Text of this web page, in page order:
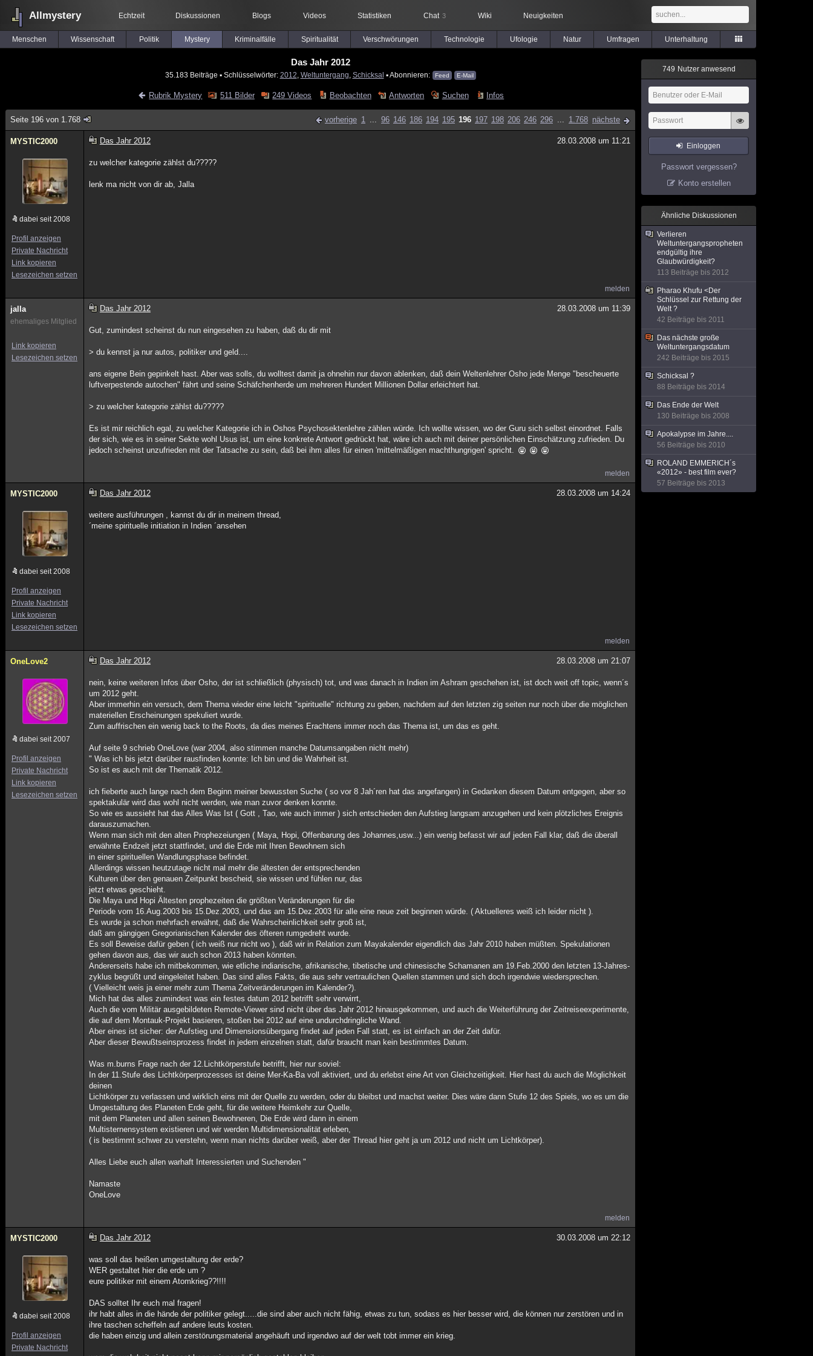
Allmystery Echtzeit Diskussionen Blogs Videos Statistiken Chat 3 Wiki Neuigkeiten
Menschen Wissenschaft Politik Mystery Kriminalfälle Spiritualität Verschwörungen Technologie Ufologie Natur Umfragen Unterhaltung
Das Jahr 2012
35.183 Beiträge ▪ Schlüsselwörter: 2012 Weltuntergang Schicksal ▪ Abonnieren: Feed E-Mail
Rubrik Mystery 511 Bilder 249 Videos Beobachten Antworten Suchen Infos
Seite 196 von 1.768 vorherige 1 ... 96 146 186 194 195 196 197 198 206 246 296 ... 1.768 nächste
MYSTIC2000
dabei seit 2008
Profil anzeigen
Private Nachricht
Link kopieren
Lesezeichen setzen
Das Jahr 2012 28.03.2008 um 11:21
zu welcher kategorie zählst du?????
lenk ma nicht von dir ab, Jalla
melden
jalla
ehemaliges Mitglied
Link kopieren
Lesezeichen setzen
Das Jahr 2012 28.03.2008 um 11:39
Gut, zumindest scheinst du nun eingesehen zu haben, daß du dir mit
> du kennst ja nur autos, politiker und geld....
ans eigene Bein gepinkelt hast. Aber was solls, du wolltest damit ja ohnehin nur davon ablenken, daß dein Weltenlehrer Osho jede Menge "bescheuerte
luftverpestende autochen" fährt und seine Schäfchenherde um mehreren Hundert Millionen Dollar erleichtert hat.
> zu welcher kategorie zählst du?????
Es ist mir reichlich egal, zu welcher Kategorie ich in Oshos Psychosektenlehre zählen würde. Ich wollte wissen, wo der Guru sich selbst einordnet. Falls
der sich, wie es in seiner Sekte wohl Usus ist, um eine konkrete Antwort gedrückt hat, wäre ich auch mit deiner persönlichen Einschätzung zufrieden. Du
jedoch scheinst unzufrieden mit der Tatsache zu sein, daß bei ihm alles für einen 'mittelmäßigen machthungrigen' spricht.
melden
MYSTIC2000
dabei seit 2008
Profil anzeigen
Private Nachricht
Link kopieren
Lesezeichen setzen
Das Jahr 2012 28.03.2008 um 14:24
weitere ausführungen , kannst du dir in meinem thread,
´meine spirituelle initiation in Indien ´ansehen
melden
OneLove2
dabei seit 2007
Profil anzeigen
Private Nachricht
Link kopieren
Lesezeichen setzen
Das Jahr 2012 28.03.2008 um 21:07
nein, keine weiteren Infos über Osho, der ist schließlich (physisch) tot, und was danach in Indien im Ashram geschehen ist, ist doch weit off topic, wenn´s
um 2012 geht.
Aber immerhin ein versuch, dem Thema wieder eine leicht "spirituelle" richtung zu geben, nachdem auf den letzten zig seiten nur noch über die möglichen
materiellen Erscheinungen spekuliert wurde.
Zum auffrischen ein wenig back to the Roots, da dies meines Erachtens immer noch das Thema ist, um das es geht.
Auf seite 9 schrieb OneLove (war 2004, also stimmen manche Datumsangaben nicht mehr)
" Was ich bis jetzt darüber rausfinden konnte: Ich bin und die Wahrheit ist.
So ist es auch mit der Thematik 2012.
ich fieberte auch lange nach dem Beginn meiner bewussten Suche ( so vor 8 Jah´ren hat das angefangen) in Gedanken diesem Datum entgegen, aber so
spektakulär wird das wohl nicht werden, wie man zuvor denken konnte.
So wie es aussieht hat das Alles Was Ist ( Gott , Tao, wie auch immer ) sich entschieden den Aufstieg langsam anzugehen und kein plötzliches Ereignis
darauszumachen.
Wenn man sich mit den alten Prophezeiungen ( Maya, Hopi, Offenbarung des Johannes,usw...) ein wenig befasst wir auf jeden Fall klar, daß die überall
erwähnte Endzeit jetzt stattfindet, und die Erde mit Ihren Bewohnern sich
in einer spirituellen Wandlungsphase befindet.
Allerdings wissen heutzutage nicht mal mehr die ältesten der entsprechenden
Kulturen über den genauen Zeitpunkt bescheid, sie wissen und fühlen nur, das
jetzt etwas geschieht.
Die Maya und Hopi Ältesten prophezeiten die größten Veränderungen für die
Periode vom 16.Aug.2003 bis 15.Dez.2003, und das am 15.Dez.2003 für alle eine neue zeit beginnen würde. ( Aktuelleres weiß ich leider nicht ).
Es wurde ja schon mehrfach erwähnt, daß die Wahrscheinlichkeit sehr groß ist,
daß am gängigen Gregorianischen Kalender des öfteren rumgedreht wurde.
Es soll Beweise dafür geben ( ich weiß nur nicht wo ), daß wir in Relation zum Mayakalender eigendlich das Jahr 2010 haben müßten. Spekulationen
gehen davon aus, das wir auch schon 2013 haben könnten.
Andererseits habe ich mitbekommen, wie etliche indianische, afrikanische, tibetische und chinesische Schamanen am 19.Feb.2000 den letzten 13-Jahres-
zyklus begrüßt und eingeleitet haben. Das sind alles Fakts, die aus sehr vertraulichen Quellen stammen und sich doch irgendwie wiedersprechen.
( Vielleicht weis ja einer mehr zum Thema Zeitveränderungen im Kalender?).
Mich hat das alles zumindest was ein festes datum 2012 betrifft sehr verwirrt,
Auch die vom Militär ausgebildeten Remote-Viewer sind nicht über das Jahr 2012 hinausgekommen, und auch die Weiterführung der Zeitreiseexperimente,
die auf dem Montauk-Projekt basieren, stoßen bei 2012 auf eine undurchdringliche Wand.
Aber eines ist sicher: der Aufstieg und Dimensionsübergang findet auf jeden Fall statt, es ist einfach an der Zeit dafür.
Aber dieser Bewußtseinsprozess findet in jedem einzelnen statt, dafür braucht man kein bestimmtes Datum.
Was m.burns Frage nach der 12.Lichtkörperstufe betrifft, hier nur soviel:
In der 11.Stufe des Lichtkörperprozesses ist deine Mer-Ka-Ba voll aktiviert, und du erlebst eine Art von Gleichzeitigkeit. Hier hast du auch die Möglichkeit
deinen
Lichtkörper zu verlassen und wirklich eins mit der Quelle zu werden, oder du bleibst und machst weiter. Dies wäre dann Stufe 12 des Spiels, wo es um die
Umgestaltung des Planeten Erde geht, für die weitere Heimkehr zur Quelle,
mit dem Planeten und allen seinen Bewohneren, Die Erde wird dann in einem
Multisternensystem existieren und wir werden Multidimensionalität erleben,
( is bestimmt schwer zu verstehn, wenn man nichts darüber weiß, aber der Thread hier geht ja um 2012 und nicht um Lichtkörper).
Alles Liebe euch allen warhaft Interessierten und Suchenden "
Namaste
OneLove
melden
MYSTIC2000
dabei seit 2008
Profil anzeigen
Private Nachricht
Das Jahr 2012 30.03.2008 um 22:12
was soll das heißen umgestaltung der erde?
WER gestaltet hier die erde um ?
eure politiker mit einem Atomkrieg??!!!!
DAS solltet Ihr euch mal fragen!
ihr habt alles in die hände der politiker gelegt.....die sind aber auch nicht fähig, etwas zu tun, sodass es hier besser wird, die können nur zerstören und in
ihre taschen scheffeln auf andere leuts kosten.
die haben einzig und allein zerstörungsmaterial angehäuft und irgendwo auf der welt tobt immer ein krieg.
749 Nutzer anwesend
Einloggen
Passwort vergessen?
Konto erstellen
Ähnliche Diskussionen
Verlieren
Weltuntergangspropheten
endgültig ihre
Glaubwürdigkeit?
113 Beiträge bis 2012
Pharao Khufu <Der
Schlüssel zur Rettung der
Welt ?
42 Beiträge bis 2011
Das nächste große
Weltuntergangsdatum
242 Beiträge bis 2015
Schicksal ?
88 Beiträge bis 2014
Das Ende der Welt
130 Beiträge bis 2008
Apokalypse im Jahre....
56 Beiträge bis 2010
ROLAND EMMERICH´s
«2012» - best film ever?
57 Beiträge bis 2013